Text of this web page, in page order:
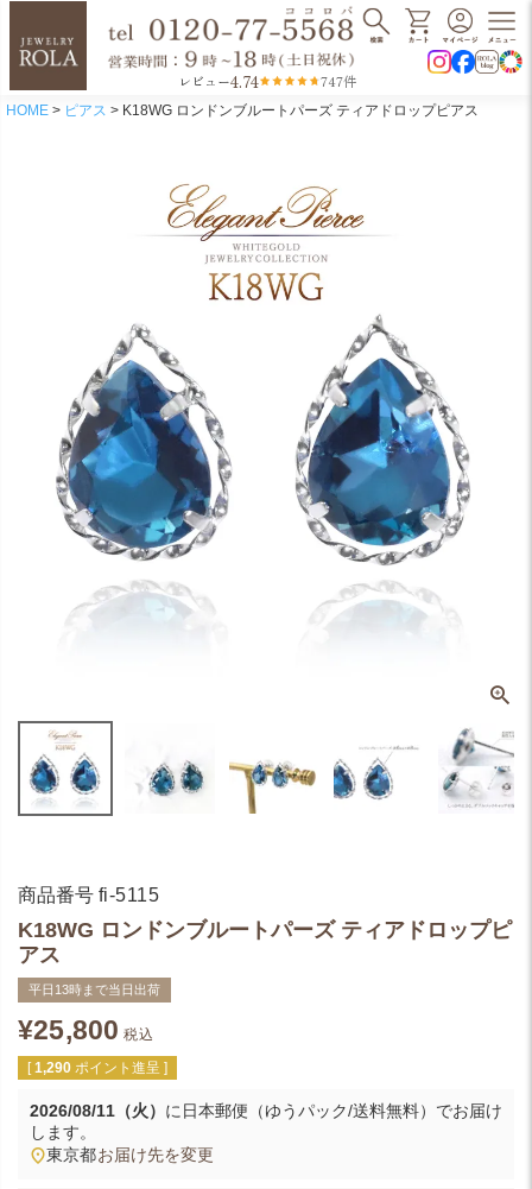
レビュー4.74 747件
HOME ピアス K18WG ロンドンブルートパーズ ティアドロップピアス
商品番号 fi-5115
K18WG ロンドンブルートパーズ ティアドロップピ
アス
平日13時まで当日出荷
¥25,800 税込
[ 1,290 ポイント進呈 ]
2026/08/11（火） に 日本郵便（ゆうパック/送料無料） でお届け
します。
東京都お届け先を変更